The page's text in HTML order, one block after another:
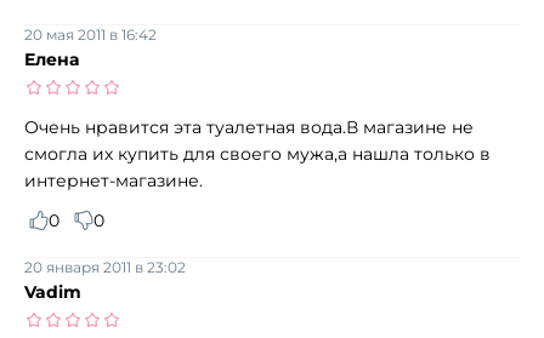
Елена
20 мая 2011 в 16:42
Очень нравится эта туалетная вода.В магазине не
смогла их купить для своего мужа,а нашла только в
интернет-магазине.
0
0
Vadim
20 января 2011 в 23:02